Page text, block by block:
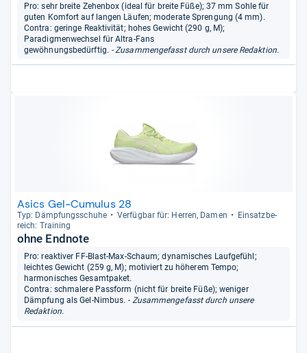
Pro: sehr breite Zehenbox (ideal für breite Füße); 37 mm Sohle für
guten Komfort auf langen Läufen; moderate Sprengung (4 mm).
Contra: geringe Reaktivität; hohes Gewicht (290 g, M);
Paradigmenwechsel für Altra-Fans
gewöhnungsbedürftig. - Zusammengefasst durch unsere Redaktion.
Asics Gel-Cumulus 28
Typ: Dämp­fungs­schuhe Ver­füg­bar für: Her­ren, Damen
Ein­satz­be­
reich: Trai­ning
ohne Endnote
Pro: reaktiver FF-Blast-Max-Schaum; dynamisches Laufgefühl;
leichtes Gewicht (259 g, M); motiviert zu höherem Tempo;
harmonisches Gesamtpaket.
Contra: schmalere Passform (nicht für breite Füße); weniger
Dämpfung als Gel-Nimbus. - Zusammengefasst durch unsere
Redaktion.